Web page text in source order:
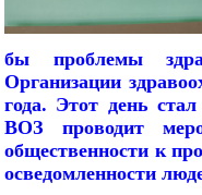
бы проблемы
Организации
года. Этот день
ВОЗ проводит
общественности к
осведомленности